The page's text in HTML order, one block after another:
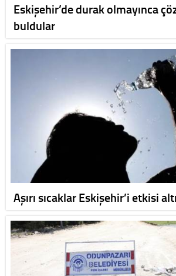
Eskişehir’de durak olmayınca
buldular
Aşırı sıcaklar Eskişehir’i etkisi